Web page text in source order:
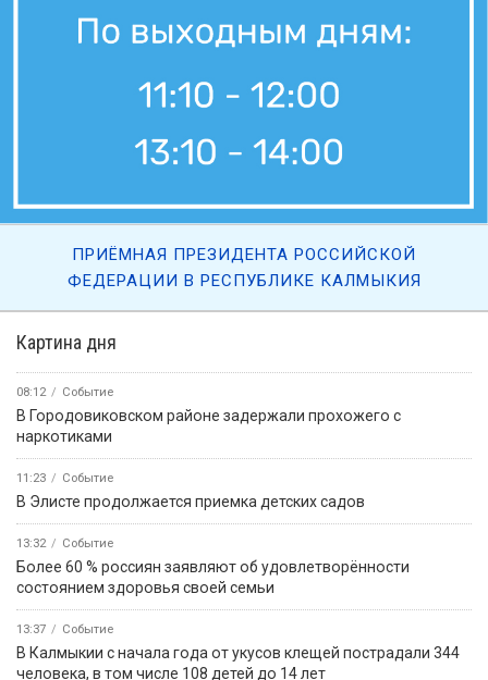
Картина дня
08:12 Событие
В Городовиковском районе задержали прохожего с
наркотиками
11:23 Событие
В Элисте продолжается приемка детских садов
13:32 Событие
Более 60 % россиян заявляют об удовлетворённости
состоянием здоровья своей семьи
13:37 Событие
В Калмыкии с начала года от укусов клещей пострадали 344
человека, в том числе 108 детей до 14 лет
ПРИЁМНАЯ ПРЕЗИДЕНТА РОССИЙСКОЙ
ФЕДЕРАЦИИ В РЕСПУБЛИКЕ КАЛМЫКИЯ